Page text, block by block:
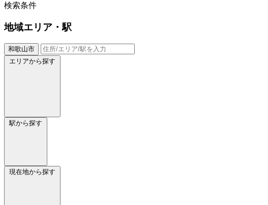
検索条件
地域エリア・駅
和歌山市
エリアから探す
駅から探す
現在地から探す